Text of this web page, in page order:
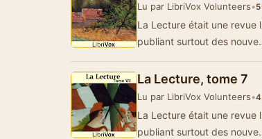
Lu par LibriVox Volunteers•5
La Lecture était une revue
publiant surtout des
La Lecture, tome 7
Lu par LibriVox Volunteers•4
La Lecture était une revue
publiant surtout des